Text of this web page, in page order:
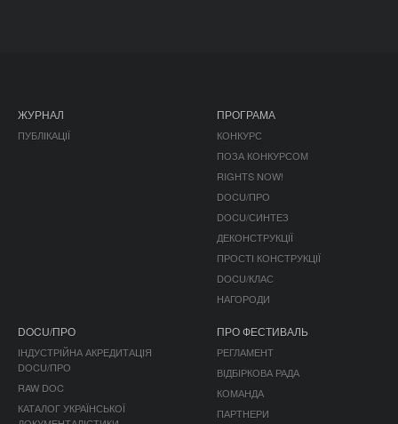
ЖУРНАЛ
ПУБЛІКАЦІЇ
ПРОГРАМА
КОНКУРС
ПОЗА КОНКУРСОМ
RIGHTS NOW!
DOCU/ПРО
DOCU/СИНТЕЗ
ДЕКОНСТРУКЦІЇ
ПРОСТІ КОНСТРУКЦІЇ
DOCU/КЛАС
НАГОРОДИ
DOCU/ПРО
ІНДУСТРІЙНА АКРЕДИТАЦІЯ
DOCU/ПРО
RAW DOC
КАТАЛОГ УКРАЇНСЬКОЇ
ПРО ФЕСТИВАЛЬ
РЕГЛАМЕНТ
ВІДБІРКОВА РАДА
КОМАНДА
ПАРТНЕРИ